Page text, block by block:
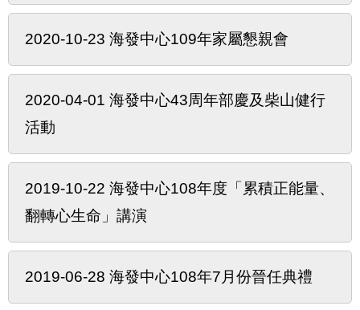
2020-10-23 海發中心109年家屬懇親會
2020-04-01 海發中心43周年部慶及柴山健行
活動
2019-10-22 海發中心108年度「累積正能量、
翻轉心生命」講演
2019-06-28 海發中心108年7月份晉任典禮